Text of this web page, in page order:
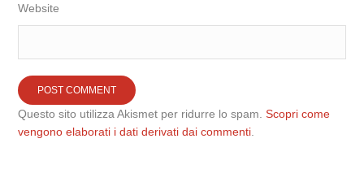
Website
Questo sito utilizza Akismet per ridurre lo spam.Scopri come
vengono elaborati i dati derivati dai commenti